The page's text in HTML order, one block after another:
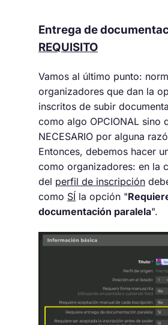
Entrega de
REQUISITO
Vamos al último punto:
organizadores que dan la
inscritos de subir
como algo OPCIONAL sino
NECESARIO por alguna
Entonces, debemos hacer
como organizadores: en la
del perfil de inscripción
como SÍ la opción "
documentación paralela".